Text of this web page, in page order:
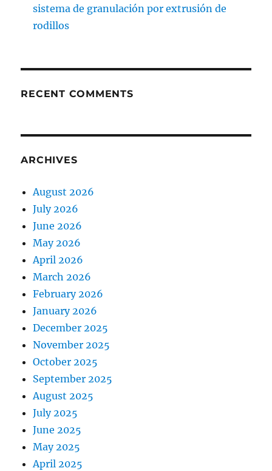
sistema de granulación por extrusión de
rodillos
RECENT COMMENTS
ARCHIVES
August 2026
July 2026
June 2026
May 2026
April 2026
March 2026
February 2026
January 2026
December 2025
November 2025
October 2025
September 2025
August 2025
July 2025
June 2025
May 2025
April 2025